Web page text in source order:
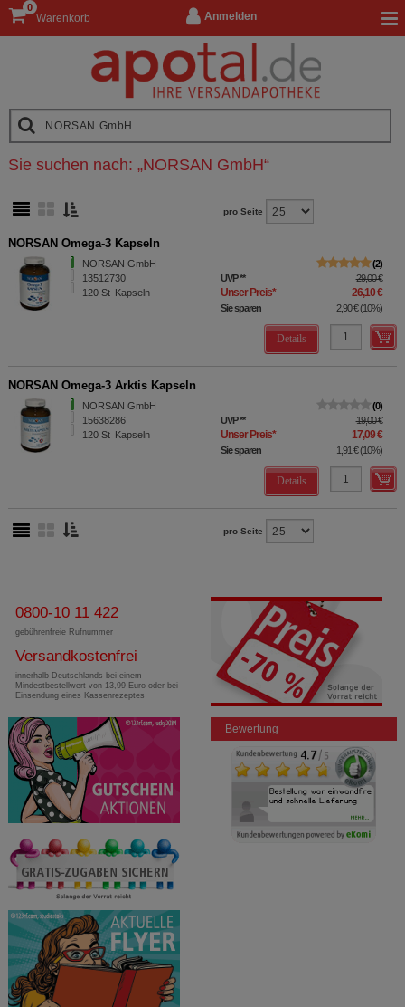
Anmelden
Warenkorb
0
Sie suchen nach: „NORSAN GmbH“
pro Seite
NORSAN Omega-3 Kapseln
NORSAN GmbH
13512730
120 St Kapseln
2
UVP** 29,00 €
Unser Preis* 26,10 €
Sie sparen 2,90 €(10%)
Details
NORSAN Omega-3 Arktis Kapseln
NORSAN GmbH
15638286
120 St Kapseln
0
UVP** 19,00 €
Unser Preis* 17,09 €
Sie sparen 1,91 €(10%)
Details
pro Seite
0800-10 11 422
gebührenfreie Rufnummer
Versandkostenfrei
innerhalb Deutschlands bei einem
Mindestbestellwert von 13,99 Euro oder bei
Einsendung eines Kassenrezeptes
Bewertung